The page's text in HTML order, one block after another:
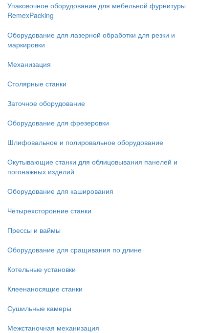
Упаковочное оборудование для мебельной фурнитуры
RemexPacking
Оборудование для лазерной обработки для резки и
маркировки
Механизация
Столярные станки
Заточное оборудование
Оборудование для фрезеровки
Шлифовальное и полировальное оборудование
Окутывающие станки для облицовывания панелей и
погонажных изделий
Оборудование для каширования
Четырехсторонние станки
Прессы и ваймы
Оборудование для сращивания по длине
Котельные установки
Клеенаносящие станки
Сушильные камеры
Межстаночная механизация